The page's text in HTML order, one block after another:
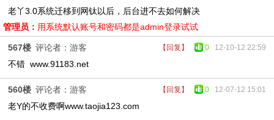
老丫3.0系统迁移到网钛以后，后台进不去如何解决
管理员： 用系统默认账号和密码都是admin登录试试
【回复】 0 12-10-12 22:59
567楼 评论者：游客
不错 www.91183.net
【回复】 0 12-07-12 15:01
560楼 评论者：游客
老Y的不收费啊www.taojia123.com